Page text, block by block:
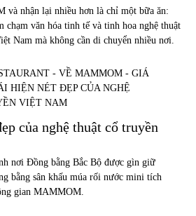
và nhận lại nhiều hơn là chỉ một bữa ăn:
chạm văn hóa tinh tế và tinh hoa nghệ thuật
Nam mà không cần di chuyển nhiều nơi.
của nghệ thuật cổ truyền
nơi Đồng bằng Bắc Bộ được gìn giữ
bằng sân khấu múa rối nước mini tích
gian MAMMOM.